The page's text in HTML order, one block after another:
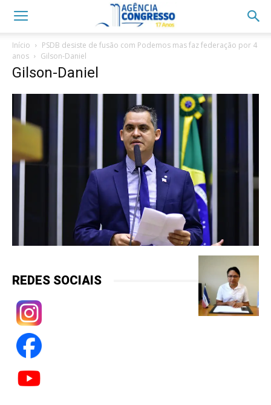
Início
PSDB desiste de fusão com Podemos mas faz federação por 4
anos
Gilson-Daniel
Gilson-Daniel
REDES SOCIAIS